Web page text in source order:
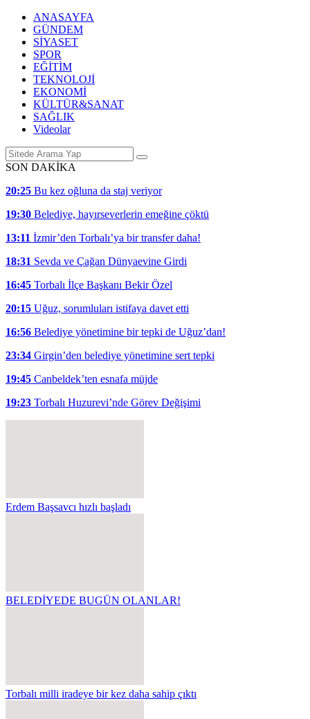
ANASAYFA
GÜNDEM
SİYASET
SPOR
EĞİTİM
TEKNOLOJİ
EKONOMİ
KÜLTÜR&SANAT
SAĞLIK
Videolar
SON DAKİKA
20:25 Bu kez oğluna da staj veriyor
19:30 Belediye, hayırseverlerin emeğine çöktü
13:11 İzmir’den Torbalı’ya bir transfer daha!
18:31 Sevda ve Çağan Dünyaevine Girdi
16:45 Torbalı İlçe Başkanı Bekir Özel
20:15 Uğuz, sorumluları istifaya davet etti
16:56 Belediye yönetimine bir tepki de Uğuz’dan!
23:34 Girgin’den belediye yönetimine sert tepki
19:45 Canbeldek’ten esnafa müjde
19:23 Torbalı Huzurevi’nde Görev Değişimi
Erdem Başsavcı hızlı başladı
BELEDİYEDE BUGÜN OLANLAR!
Torbalı milli iradeye bir kez daha sahip çıktı